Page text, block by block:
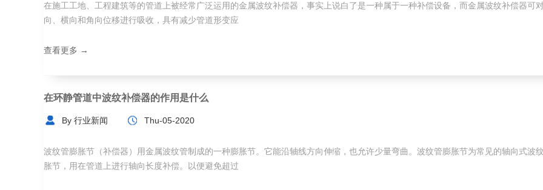
在施工工地、工程建筑等的管道上被经常广泛运用的金属波纹补偿器，事实上说白了是一种属于一种补偿设备，而金属波纹补偿器可
向、横向和角向位移进行吸收，具有减少管道形变应
查看更多 →
在环静管道中波纹补偿器的作用是什么
By 行业新闻 Thu-05-2020
波纹管膨胀节（补偿器）用金属波纹管制成的一种膨胀节。它能沿轴线方向伸缩，也允许少量弯曲。波纹管膨胀节为常见的轴向式波
胀节，用在管道上进行轴向长度补偿。以便避免超过